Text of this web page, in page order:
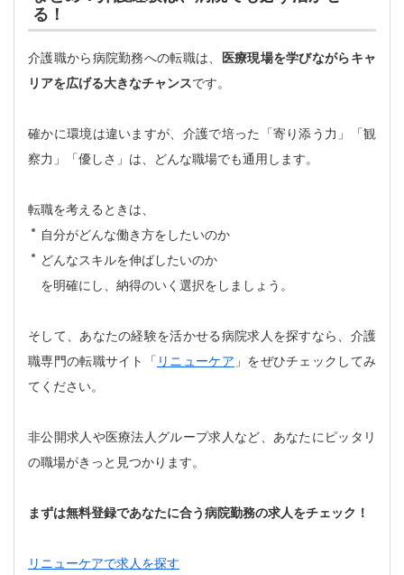
る！
介護職から病院勤務への転職は、
医療現場を学びながらキャ
リアを広げる大きなチャンスです。
確かに環境は違いますが、介護で培った「寄り添う力」「観
察力」「優しさ」は、どんな職場でも通用します。
転職を考えるときは、
自分がどんな働き方をしたいのか
どんなスキルを伸ばしたいのか
を明確にし、納得のいく選択をしましょう。
そして、あなたの経験を活かせる病院求人を探すなら、介護
職専門の転職サイト「 リニューケア 」をぜひチェックしてみ
てください。
非公開求人や医療法人グループ求人など、あなたにピッタリ
の職場がきっと見つかります。
まずは無料登録であなたに合う病院勤務の求人をチェック！
リニューケアで求人を探す